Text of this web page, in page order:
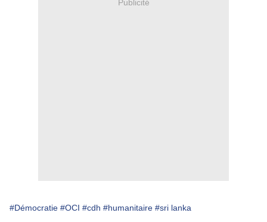
Publicité
#Démocratie #OCI #cdh #humanitaire #sri lanka